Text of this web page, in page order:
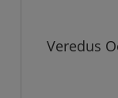
Veredus